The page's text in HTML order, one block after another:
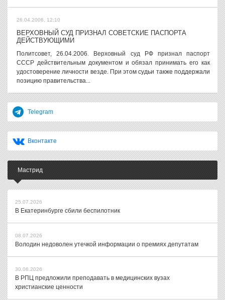
26.04.2006, 12:10
ВЕРХОВНЫЙ СУД ПРИЗНАЛ СОВЕТСКИЕ ПАСПОРТА
ДЕЙСТВУЮЩИМИ
Политсовет, 26.04.2006. Верховный суд РФ признал паспорт
СССР действительным документом и обязал принимать его как
удостоверение личности везде. При этом судьи также поддержали
позицию правительства...
Telegram
Вконтакте
Мастрид
25.07.2026
В Екатеринбурге сбили беспилотник
08.07.2026
Володин недоволен утечкой информации о премиях депутатам
30.06.2026
В РПЦ предложили преподавать в медицинских вузах
христианские ценности